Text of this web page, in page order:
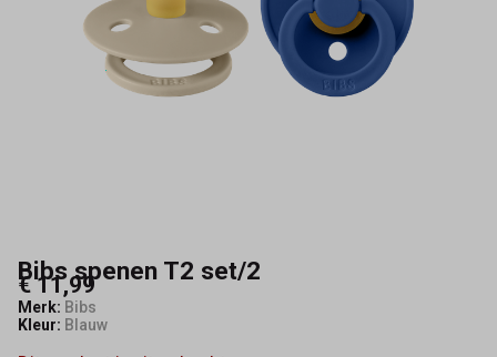
Bibs spenen T2 set/2
€ 11,99
Merk: Bibs
Kleur: Blauw